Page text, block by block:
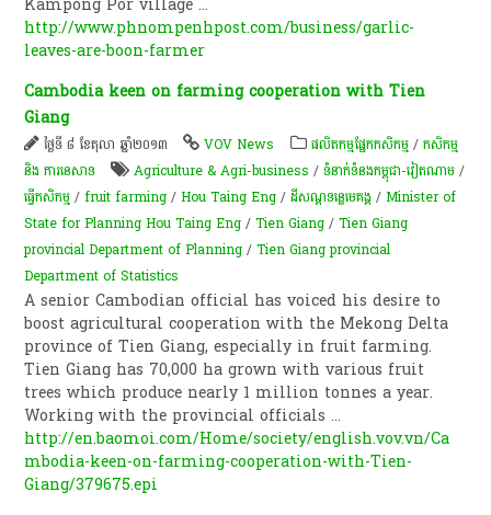
http://www.phnompenhpost.com/business/garlic-
leaves-are-boon-farmer
Cambodia keen on farming cooperation with Tien
Giang
ថ្ងៃទី ៨ ខែតុលា ឆ្នាំ២០១៣ VOV News ​ផលិតកម្ម​ផ្នែក​កសិកម្ម​ /កសិកម្ម​
និង​ ការ​នេ​សាទ​
Agriculture & Agri-business /ទំនាក់ទំនងកម្ពុជា-វៀតណាម /
ធ្វើកសិកម្ម /fruit farming /Hou Taing Eng /ដីសណ្តទន្លេមេគង្គ /Minister of
State for Planning Hou Taing Eng /Tien Giang /Tien Giang
provincial Department of Planning /Tien Giang provincial
Department of Statistics
A senior Cambodian official has voiced his desire to
boost agricultural cooperation with the Mekong Delta
province of Tien Giang, especially in fruit farming.
Tien Giang has 70,000 ha grown with various fruit
trees which produce nearly 1 million tonnes a year.
Working with the provincial officials...
http://en.baomoi.com/Home/society/english.vov.vn/Ca
mbodia-keen-on-farming-cooperation-with-Tien-
Giang/379675.epi